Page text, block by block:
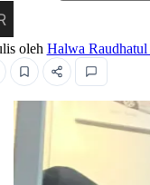
oleh Halwa Raudhatul